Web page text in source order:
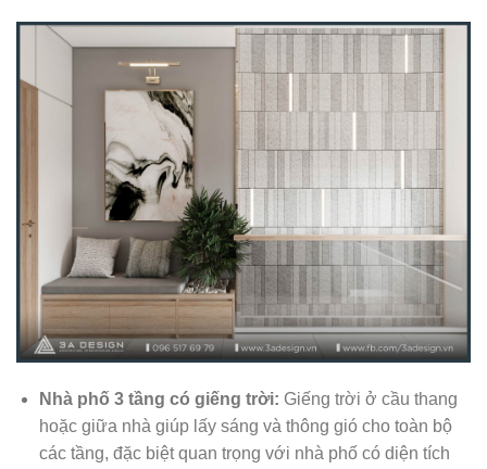
Nhà phố 3 tầng có giếng trời: Giếng trời ở cầu thang
hoặc giữa nhà giúp lấy sáng và thông gió cho toàn bộ
các tầng, đặc biệt quan trọng với nhà phố có diện tích